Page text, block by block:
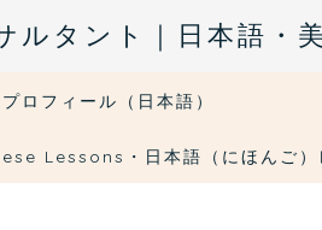
タント｜日本語・
ロフィール（日本語）
Lessons・日本語（にほんご）